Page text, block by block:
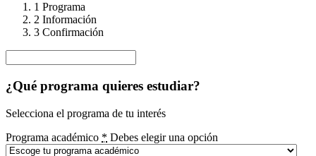
1 Programa
2 Información
3 Confirmación
¿Qué programa quieres estudiar?
Selecciona el programa de tu interés
Programa académico * Debes elegir una opción